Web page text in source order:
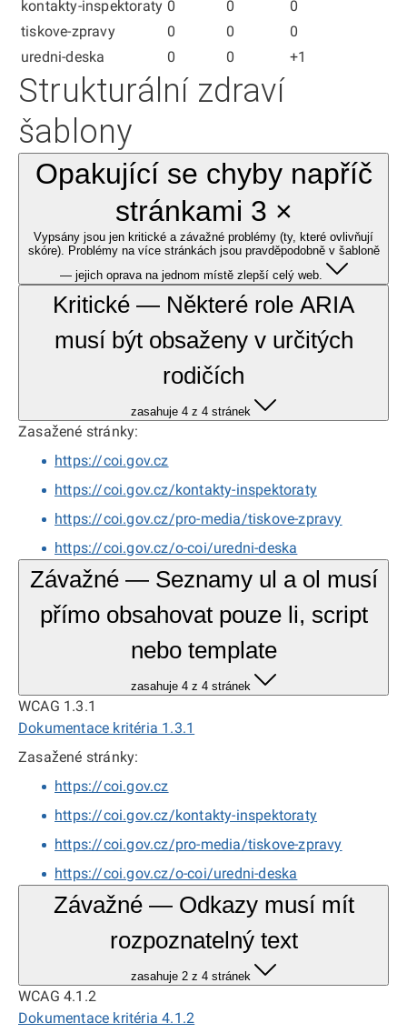
kontakty-inspektoraty 0 0
0
tiskove-zpravy
0 0
0
uredni-deska
0 0 +1
Strukturální zdraví
šablony
Opakující se chyby napříč
stránkami 3 ×
Vypsány jsou jen kritické a závažné problémy (ty, které ovlivňují
skóre). Problémy na více stránkách jsou pravděpodobně v šabloně
— jejich oprava na jednom místě zlepší celý web.
Kritické — Některé role ARIA
musí být obsaženy v určitých
rodičích
zasahuje 4 z 4 stránek
Zasažené stránky:
https://coi.gov.cz
https://coi.gov.cz/kontakty-inspektoraty
https://coi.gov.cz/pro-media/tiskove-zpravy
https://coi.gov.cz/o-coi/uredni-deska
Závažné — Seznamy ul a ol musí
přímo obsahovat pouze li, script
nebo template
zasahuje 4 z 4 stránek
WCAG 1.3.1
Dokumentace kritéria 1.3.1
Zasažené stránky:
https://coi.gov.cz
https://coi.gov.cz/kontakty-inspektoraty
https://coi.gov.cz/pro-media/tiskove-zpravy
https://coi.gov.cz/o-coi/uredni-deska
Závažné — Odkazy musí mít
rozpoznatelný text
zasahuje 2 z 4 stránek
WCAG 4.1.2
Dokumentace kritéria 4.1.2